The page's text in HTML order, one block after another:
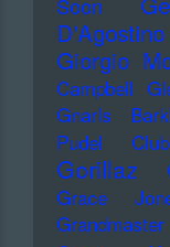
Soon
D'Agostino
Giorgio
Campbell
Gnarls
Pudel Club
Gorillaz
Grace